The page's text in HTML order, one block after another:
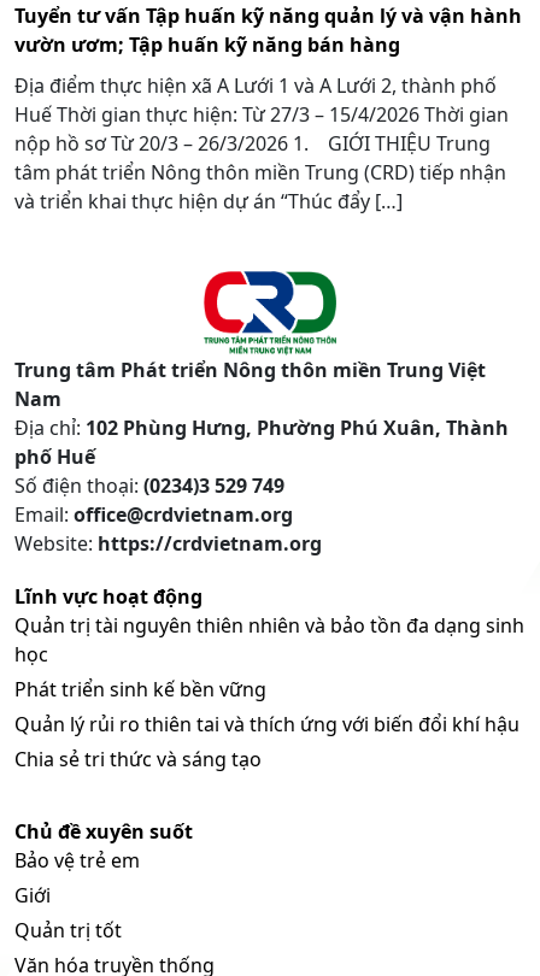
Tuyển tư vấn Tập huấn kỹ năng quản lý và vận hành
vườn ươm; Tập huấn kỹ năng bán hàng
Địa điểm thực hiện xã A Lưới 1 và A Lưới 2, thành phố
Huế Thời gian thực hiện: Từ 27/3 – 15/4/2026 Thời gian
nộp hồ sơ Từ 20/3 – 26/3/2026 1. GIỚI THIỆU Trung
tâm phát triển Nông thôn miền Trung (CRD) tiếp nhận
và triển khai thực hiện dự án “Thúc đẩy […]
Trung tâm Phát triển Nông thôn miền Trung Việt
Nam
Địa chỉ: 102 Phùng Hưng, Phường Phú Xuân, Thành
phố Huế
Số điện thoại: (0234)3 529 749
Email: office@crdvietnam.org
Website: https://crdvietnam.org
Lĩnh vực hoạt động
Quản trị tài nguyên thiên nhiên và bảo tồn đa dạng sinh
học
Phát triển sinh kế bền vững
Quản lý rủi ro thiên tai và thích ứng với biến đổi khí hậu
Chia sẻ tri thức và sáng tạo
Chủ đề xuyên suốt
Bảo vệ trẻ em
Giới
Quản trị tốt
Văn hóa truyền thống